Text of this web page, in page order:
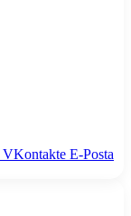
VKontakte E-Posta